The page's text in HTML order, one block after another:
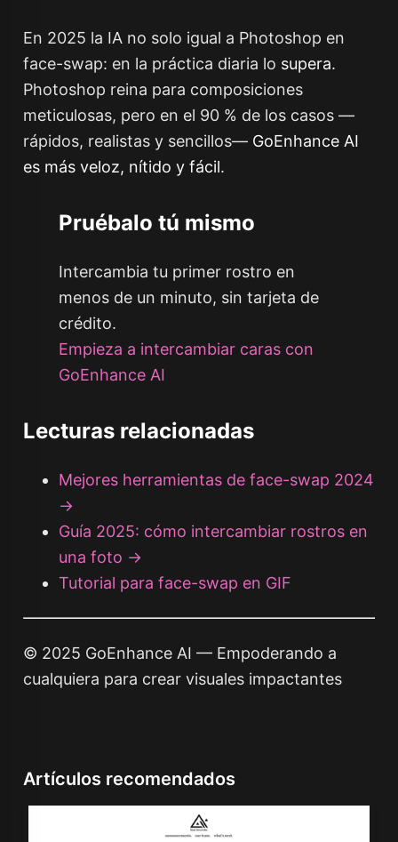
En 2025 la IA no solo igual a Photoshop en
face-swap: en la práctica diaria lo supera.
Photoshop reina para composiciones
meticulosas, pero en el 90 % de los casos —
rápidos, realistas y sencillos— GoEnhance AI
es más veloz, nítido y fácil.
Pruébalo tú mismo
Intercambia tu primer rostro en
menos de un minuto, sin tarjeta de
crédito.
Empieza a intercambiar caras con
GoEnhance AI
Lecturas relacionadas
Mejores herramientas de face-swap 2024
→
Guía 2025: cómo intercambiar rostros en
una foto →
Tutorial para face-swap en GIF
© 2025 GoEnhance AI — Empoderando a
cualquiera para crear visuales impactantes
Artículos recomendados